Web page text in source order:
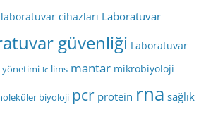
laboratuvar cihazları Laboratuvar
güvenliği Laboratuvar
yönetimi lc lims mantar mikrobiyoloji
biyoloji pcr protein rna sağlık